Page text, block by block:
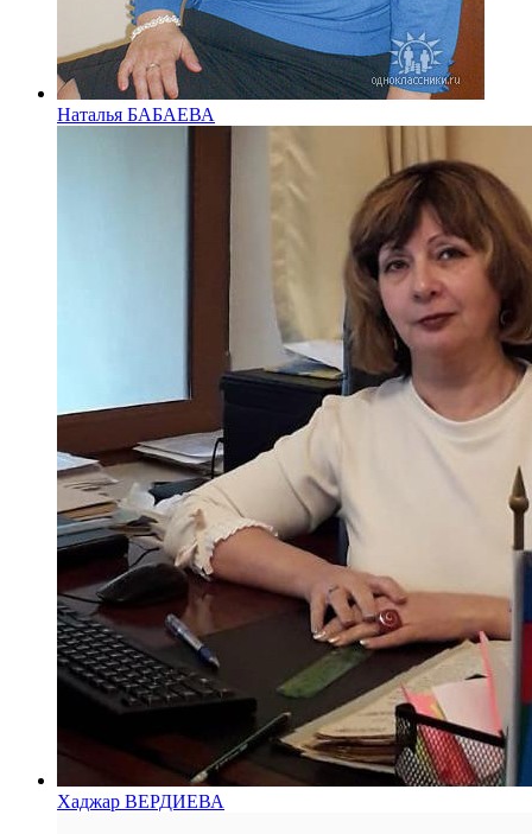
Наталья БАБАЕВА
Хаджар ВЕРДИЕВА